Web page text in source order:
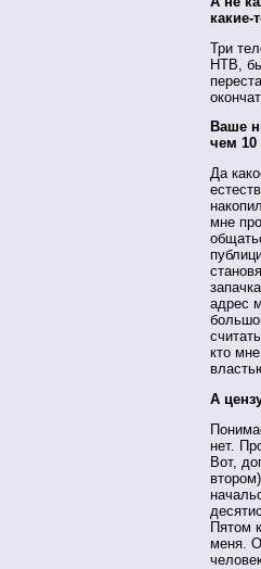
какие-
Три
НТВ,
Ваше
чем 10
Да
мне
адрес
кто
А
нет.
Вот,
Пятом
меня.